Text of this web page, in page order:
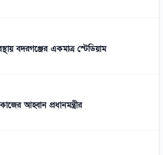
বদরগঞ্জের একমাত্র স্টেডিয়াম
আহ্বান প্রধানমন্ত্রীর